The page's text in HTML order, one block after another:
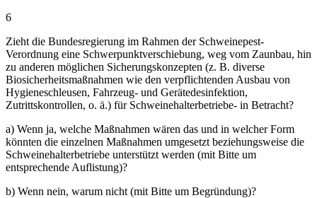
6
Zieht die Bundesregierung im Rahmen der Schweinepest-
Verordnung eine Schwerpunktverschiebung, weg vom Zaunbau, hin
zu anderen möglichen Sicherungskonzepten (z. B. diverse
Biosicherheitsmaßnahmen wie den verpflichtenden Ausbau von
Hygieneschleusen, Fahrzeug- und Gerätedesinfektion,
Zutrittskontrollen, o. ä.) für Schweinehalterbetriebe- in Betracht?
a) Wenn ja, welche Maßnahmen wären das und in welcher Form
könnten die einzelnen Maßnahmen umgesetzt beziehungsweise die
Schweinehalterbetriebe unterstützt werden (mit Bitte um
entsprechende Auflistung)?
b) Wenn nein, warum nicht (mit Bitte um Begründung)?